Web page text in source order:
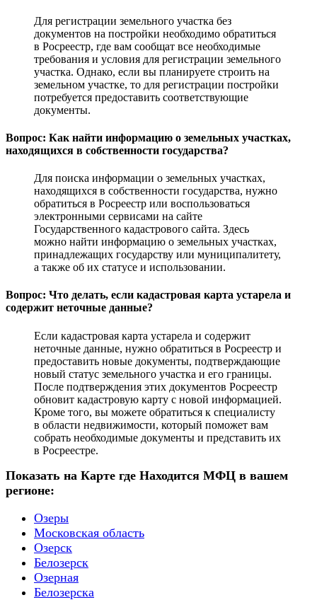
Для регистрации земельного участка без
документов на постройки необходимо обратиться
в Росреестр, где вам сообщат все необходимые
требования и условия для регистрации земельного
участка. Однако, если вы планируете строить на
земельном участке, то для регистрации постройки
потребуется предоставить соответствующие
документы.
Вопрос: Как найти информацию о земельных участках,
находящихся в собственности государства?
Для поиска информации о земельных участках,
находящихся в собственности государства, нужно
обратиться в Росреестр или воспользоваться
электронными сервисами на сайте
Государственного кадастрового сайта. Здесь
можно найти информацию о земельных участках,
принадлежащих государству или муниципалитету,
а также об их статусе и использовании.
Вопрос: Что делать, если кадастровая карта устарела и
содержит неточные данные?
Если кадастровая карта устарела и содержит
неточные данные, нужно обратиться в Росреестр и
предоставить новые документы, подтверждающие
новый статус земельного участка и его границы.
После подтверждения этих документов Росреестр
обновит кадастровую карту с новой информацией.
Кроме того, вы можете обратиться к специалисту
в области недвижимости, который поможет вам
собрать необходимые документы и представить их
в Росреестре.
Показать на Карте где Находится МФЦ в вашем
регионе:
Озеры
Московская область
Озерск
Белозерск
Озерная
Белозерска